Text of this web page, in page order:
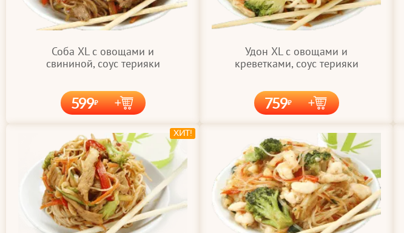
Соба XL с овощами и
свининой, соус терияки
599
Удон XL с овощами и
креветками, соус терияки
759
ХИТ!